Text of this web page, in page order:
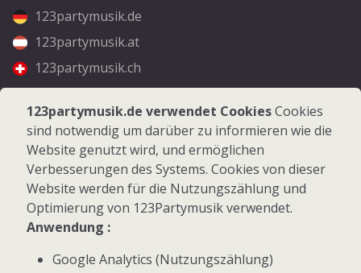
123partymusik.de
123partymusik.at
123partymusik.ch
Folgen Sie uns
Facebook
Instagram
© 2026 123Partymusik.de - Alle Rechte vorbehalten
123partymusik.de verwendet CookiesCookies
sind notwendig um darüber zu informieren wie die
Website genutzt wird, und ermöglichen
Verbesserungen des Systems. Cookies von dieser
Website werden für die Nutzungszählung und
Optimierung von 123Partymusik verwendet.
Anwendung :
Google Analytics (Nutzungszählung)